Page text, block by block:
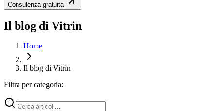
Consulenza gratuita
Il blog di Vitrin
Home
Il blog di Vitrin
Filtra per categoria: